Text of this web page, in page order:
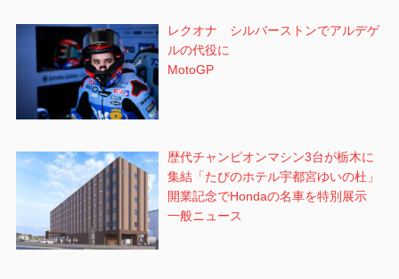
レクオナ シルバーストンでアルデゲ
ルの代役に
MotoGP
歴代チャンピオンマシン3台が栃木に
集結「たびのホテル宇都宮ゆいの杜」
開業記念でHondaの名車を特別展示
一般ニュース